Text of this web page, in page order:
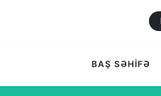
BAŞ SƏHİFƏ